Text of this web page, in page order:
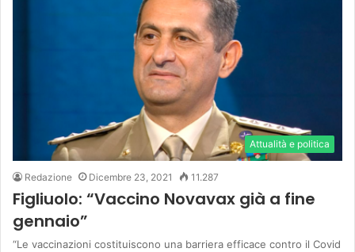
Attualità e politica
Redazione Dicembre 23, 2021 11.287
Figliuolo: “Vaccino Novavax già a fine
gennaio”
“Le vaccinazioni costituiscono una barriera efficace contro il Covid